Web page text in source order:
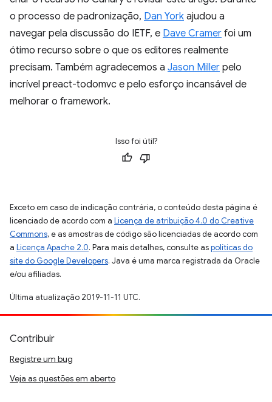
o processo de padronização, Dan York ajudou a
navegar pela discussão do IETF, e Dave Cramer foi um
ótimo recurso sobre o que os editores realmente
precisam. Também agradecemos a Jason Miller pelo
incrível preact-todomvc e pelo esforço incansável de
melhorar o framework.
Isso foi útil?
Exceto em caso de indicação contrária, o conteúdo desta página é
licenciado de acordo com a Licença de atribuição 4.0 do Creative
Commons, e as amostras de código são licenciadas de acordo com
a Licença Apache 2.0. Para mais detalhes, consulte aspolíticas do
site do Google Developers. Java é uma marca registrada da Oracle
e/ou afiliadas.
Última atualização 2019-11-11 UTC.
Contribuir
Registre um bug
Veja as questões em aberto